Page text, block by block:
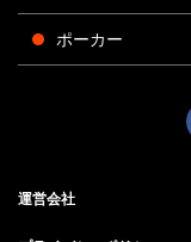
ポーカー
運営会社